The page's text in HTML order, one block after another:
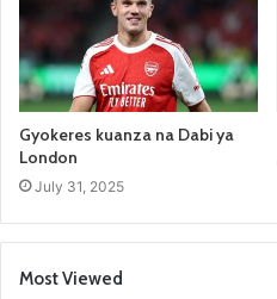
Gyokeres kuanza na Dabi ya
London
July 31, 2025
Most Viewed